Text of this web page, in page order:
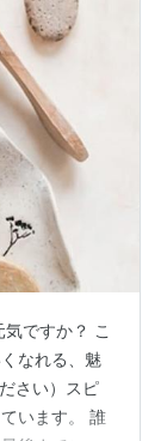
ですか？ こ
なれる、魅
さい）スピ
います。 誰